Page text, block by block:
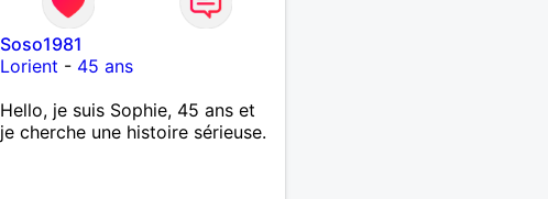
Soso1981
Lorient - 45 ans
Hello, je suis Sophie, 45 ans et
je cherche une histoire sérieuse.